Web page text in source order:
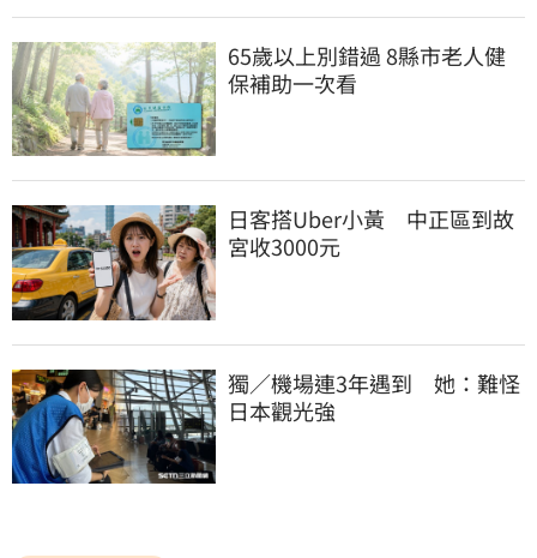
65歲以上別錯過 8縣市老人健
保補助一次看
日客搭Uber小黃　中正區到故
宮收3000元
獨／機場連3年遇到　她：難怪
日本觀光強